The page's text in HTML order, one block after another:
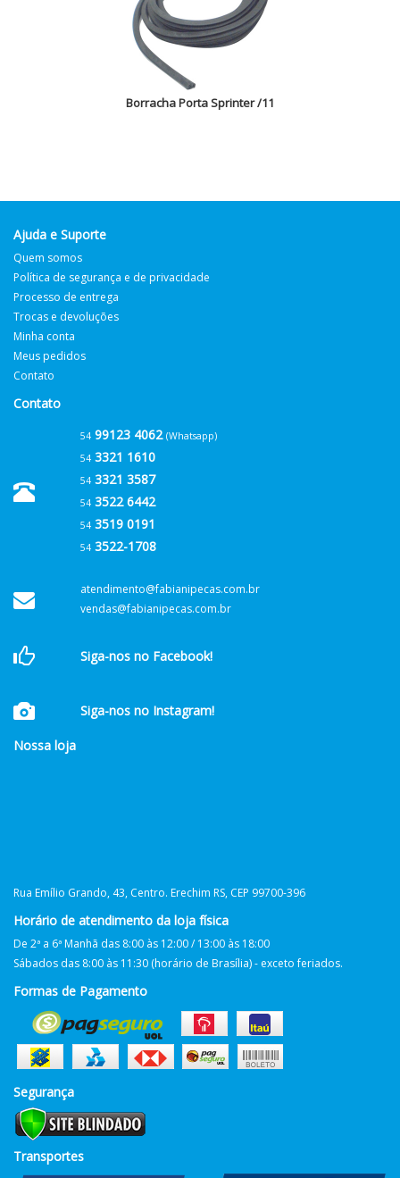
Borracha Porta Sprinter /11
Ajuda e Suporte
Quem somos
Política de segurança e de privacidade
Processo de entrega
Trocas e devoluções
Minha conta
Meus pedidos
Contato
Contato
5499123 4062 (Whatsapp)
543321 1610
543321 3587
543522 6442
543519 0191
543522-1708
atendimento@fabianipecas.com.br
vendas@fabianipecas.com.br
Siga-nos no Facebook!
Siga-nos no Instagram!
Nossa loja
Rua Emílio Grando, 43, Centro. Erechim RS, CEP 99700-396
Horário de atendimento da loja física
De 2ª a 6ª Manhã das 8:00 às 12:00 / 13:00 às 18:00
Sábados das 8:00 às 11:30 (horário de Brasília) - exceto feriados.
Formas de Pagamento
Segurança
Transportes